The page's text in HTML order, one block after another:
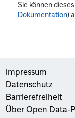
Sie können
Dokumentation)
Impressum
Datenschutz
Barrierefreiheit
Über Open Data-